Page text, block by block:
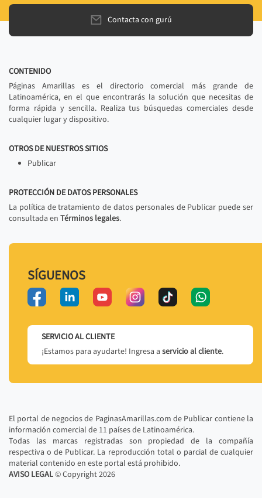
Contacta con gurú
CONTENIDO
Páginas Amarillas es el directorio comercial más grande de
Latinoamérica, en el que encontrarás la solución que necesitas de
forma rápida y sencilla. Realiza tus búsquedas comerciales desde
cualquier lugar y dispositivo.
OTROS DE NUESTROS SITIOS
Publicar
PROTECCIÓN DE DATOS PERSONALES
La política de tratamiento de datos personales de Publicar puede ser
consultada en Términos legales.
SÍGUENOS
SERVICIO AL CLIENTE
¡Estamos para ayudarte! Ingresa a servicio al cliente.
El portal de negocios de PaginasAmarillas.com de Publicar contiene la
información comercial de 11 países de Latinoamérica.
Todas las marcas registradas son propiedad de la compañía
respectiva o de Publicar. La reproducción total o parcial de cualquier
material contenido en este portal está prohibido.
AVISO LEGAL© Copyright2026